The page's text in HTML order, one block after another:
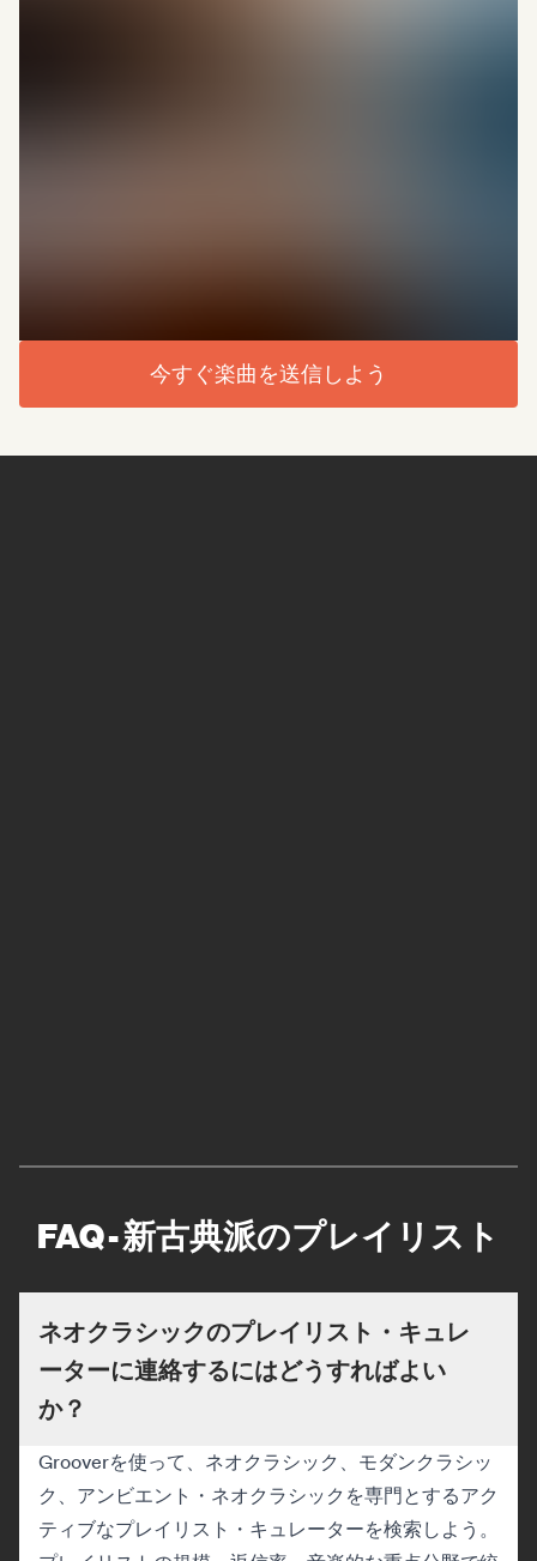
今すぐ楽曲を送信しよう
FAQ - 新古典派のプレイリスト
ネオクラシックのプレイリスト・キュレ
ーターに連絡するにはどうすればよい
か？
Grooverを使って、ネオクラシック、モダンクラシッ
ク、アンビエント・ネオクラシックを専門とするアク
ティブなプレイリスト・キュレーターを検索しよう。